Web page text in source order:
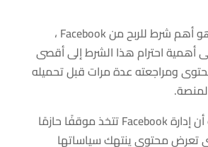
يكاد يكون هذا هو أهم شرط للربح من Facebook ،
أهمية احترام هذا الشرط إلى أقصى
ومراجعته عدة مرات قبل تحميله
أعتقد أنك لاحظت أن إدارة Facebook تتخذ موقفًا حازمًا
تعرض محتوى ينتهك سياساتها